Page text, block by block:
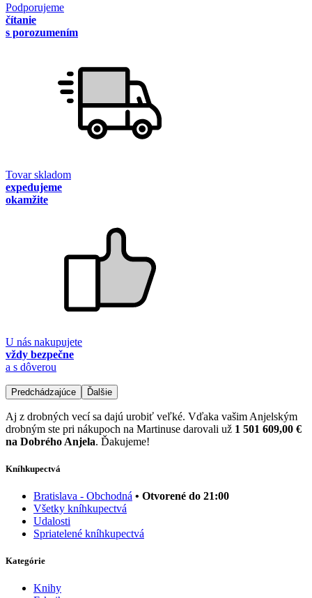
Podporujeme
čítanie
s porozumením
Tovar skladom
expedujeme
okamžite
U nás nakupujete
vždy bezpečne
a s dôverou
Predchádzajúce Ďalšie
Aj z drobných vecí sa dajú urobiť veľké. Vďaka vašim Anjelským
drobným ste pri nákupoch na Martinuse darovali už 1 501 609,00 €
na Dobrého Anjela. Ďakujeme!
Kníhkupectvá
Bratislava - Obchodná • Otvorené do 21:00
Všetky kníhkupectvá
Udalosti
Spriatelené kníhkupectvá
Kategórie
Knihy